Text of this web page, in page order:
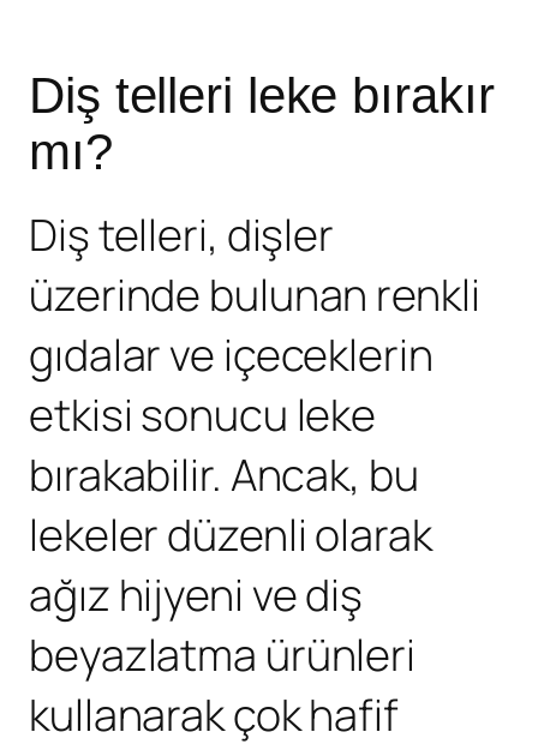
Diş telleri leke bırakır
mı?
Diş telleri, dişler
üzerinde bulunan renkli
gıdalar ve içeceklerin
etkisi sonucu leke
bırakabilir. Ancak, bu
lekeler düzenli olarak
ağız hijyeni ve diş
beyazlatma ürünleri
kullanarak çok hafif